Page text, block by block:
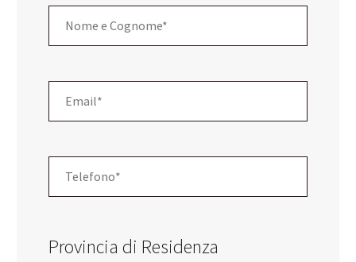
Provincia di Residenza